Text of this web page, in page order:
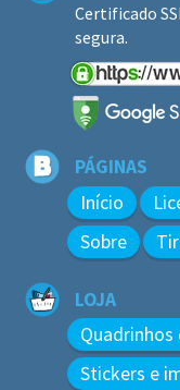
Certificado
segura.
PÁGINAS
Início
Sobre
LOJA
Quadrinhos
Stickers e